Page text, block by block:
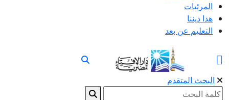
المرئيات
هذا ديننا
التعليم عن بعد
البحث المتقدم